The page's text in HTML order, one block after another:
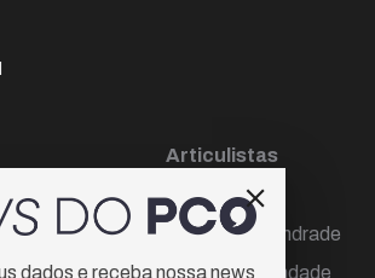
Articulistas
Décio Freire
Dr Marcos Andrade
Hamilton Trindade
dados e receba nossa news